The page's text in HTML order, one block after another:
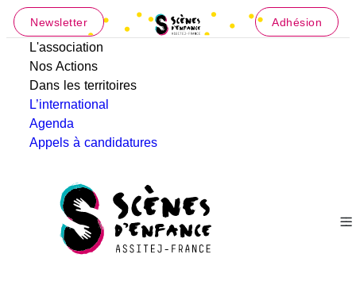
Newsletter Adhésion
L'association
Nos Actions
Dans les territoires
L’international
Agenda
Appels à candidatures